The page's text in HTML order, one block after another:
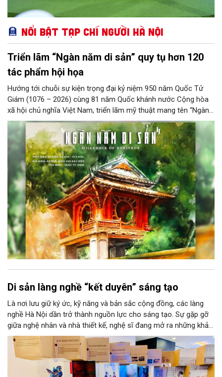
Nổi bật Tạp chí Người Hà Nội
Triển lãm “Ngàn năm di sản” quy tụ hơn 120
tác phẩm hội họa
Hướng tới chuỗi sự kiện trọng đại kỷ niệm 950 năm Quốc Tử
Giám (1076 – 2026) cùng 81 năm Quốc khánh nước Cộng hòa
xã hội chủ nghĩa Việt Nam, triển lãm mỹ thuật mang tên “Ngàn
năm di sản” sẽ chính thức khai mạc vào ngày 8/8 tại Nhà Thái
Học, Di tích Quốc gia đặc biệt Văn Miếu – Quốc Tử Giám. Sự
kiện kéo dài đến ngày 25/9/2026 hứa hẹn trở thành điểm đến
văn hóa đầy sức hút, góp phần làm phong phú đời sống nghệ
thuật của Thủ đô trong mùa thu này.
Di sản làng nghề “kết duyên” sáng tạo
Là nơi lưu giữ ký ức, kỹ năng và bản sắc cộng đồng, các làng
nghề Hà Nội dần trở thành nguồn lực cho sáng tạo. Sự gặp gỡ
giữa nghệ nhân và nhà thiết kế, nghệ sĩ đang mở ra những khả
năng phát triển mới cho thủ công đương đại trên nền tảng di
sản. Từ những cuộc “kết duyên” đầy cảm hứng ấy, Hà Nội đang
khơi thông mạch ngầm của hệ sinh thái thủ công, biến vốn cổ
thành động lực bền vững cho tương lai.